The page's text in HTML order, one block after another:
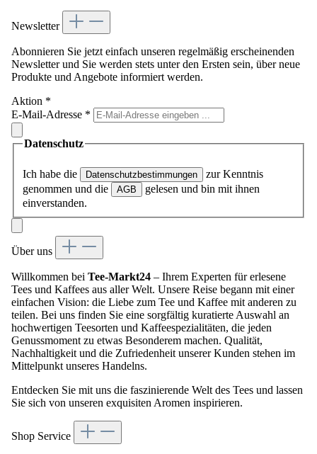
Newsletter
Abonnieren Sie jetzt einfach unseren regelmäßig erscheinenden
Newsletter und Sie werden stets unter den Ersten sein, über neue
Produkte und Angebote informiert werden.
Aktion *
E-Mail-Adresse *
Datenschutz
Ich habe die Datenschutzbestimmungen
zur Kenntnis
genommen und die
AGB
gelesen und bin mit ihnen
einverstanden.
Über uns
Willkommen bei Tee-Markt24 – Ihrem Experten für erlesene
Tees und Kaffees aus aller Welt. Unsere Reise begann mit einer
einfachen Vision: die Liebe zum Tee und Kaffee mit anderen zu
teilen. Bei uns finden Sie eine sorgfältig kuratierte Auswahl an
hochwertigen Teesorten und Kaffeespezialitäten, die jeden
Genussmoment zu etwas Besonderem machen. Qualität,
Nachhaltigkeit und die Zufriedenheit unserer Kunden stehen im
Mittelpunkt unseres Handelns.
Entdecken Sie mit uns die faszinierende Welt des Tees und lassen
Sie sich von unseren exquisiten Aromen inspirieren.
Shop Service